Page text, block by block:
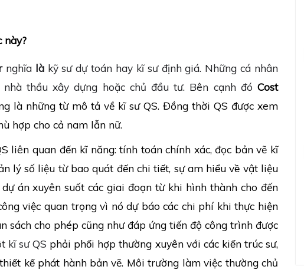
này?
nghĩa làkỹ sư dự toán hay kĩ sư định giá. Những cá nhân
thầu xây dựng hoặc chủ đầu tư. Bên cạnh đó Cost
là những từ mô tả về kĩ sư QS. Đồng thời QS được xem
hợp cho cả nam lẫn nữ.
liên quan đến kĩ năng: tính toán chính xác, đọc bản vẽ kĩ
lý số liệu từ bao quát đến chi tiết, sự am hiểu về vật liệu
án xuyên suốt các giai đoạn từ khi hình thành cho đến
việc quan trọng vì nó dự báo các chi phí khi thực hiện
sách cho phép cũng như đáp ứng tiến độ công trình được
kĩ sư QS phải phối hợp thường xuyên với các kiến trúc sư,
kế phát hành bản vẽ. Môi trường làm việc thường chủ